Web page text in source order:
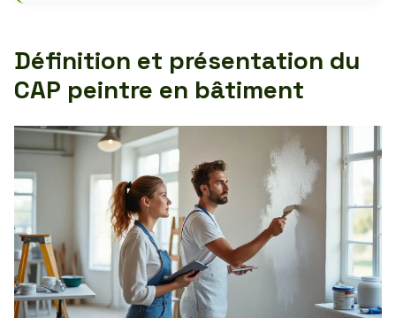
Définition et présentation du
CAP peintre en bâtiment